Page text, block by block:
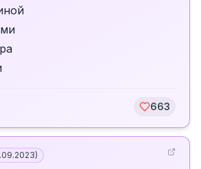
663
)